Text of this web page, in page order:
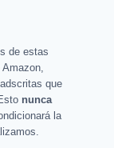
de estas
que
nunca
la